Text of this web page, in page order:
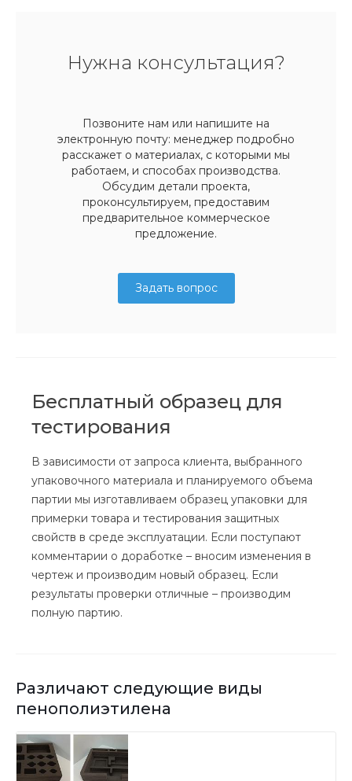
Нужна консультация?
Позвоните нам или напишите на
электронную почту: менеджер подробно
расскажет о материалах, с которыми мы
работаем, и способах производства.
Обсудим детали проекта,
проконсультируем, предоставим
предварительное коммерческое
предложение.
Задать вопрос
Бесплатный образец для
тестирования
В зависимости от запроса клиента, выбранного
упаковочного материала и планируемого объема
партии мы изготавливаем образец упаковки для
примерки товара и тестирования защитных
свойств в среде эксплуатации. Если поступают
комментарии о доработке – вносим изменения в
чертеж и производим новый образец. Если
результаты проверки отличные – производим
полную партию.
Различают следующие виды
пенополиэтилена